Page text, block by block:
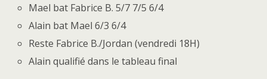
Mael bat Fabrice B. 5/7 7/5 6/4
Alain bat Mael 6/3 6/4
Reste Fabrice B./Jordan (vendredi 18H)
Alain qualifié dans le tableau final